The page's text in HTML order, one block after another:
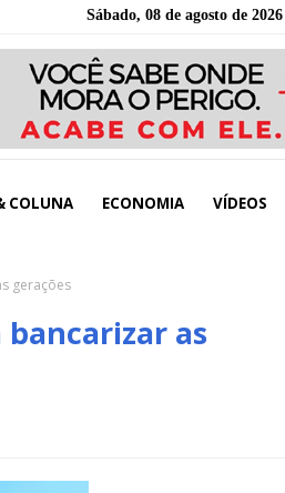
Sábado, 08 de agosto de 2026
COLUNA ECONOMIA VÍDEOS
gerações
bancarizar as